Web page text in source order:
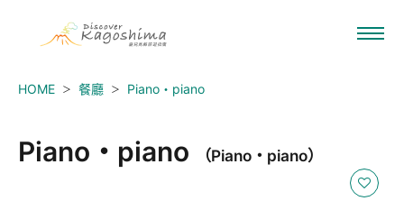
HOME 餐廳 Piano・piano
Piano・piano （Piano・piano）